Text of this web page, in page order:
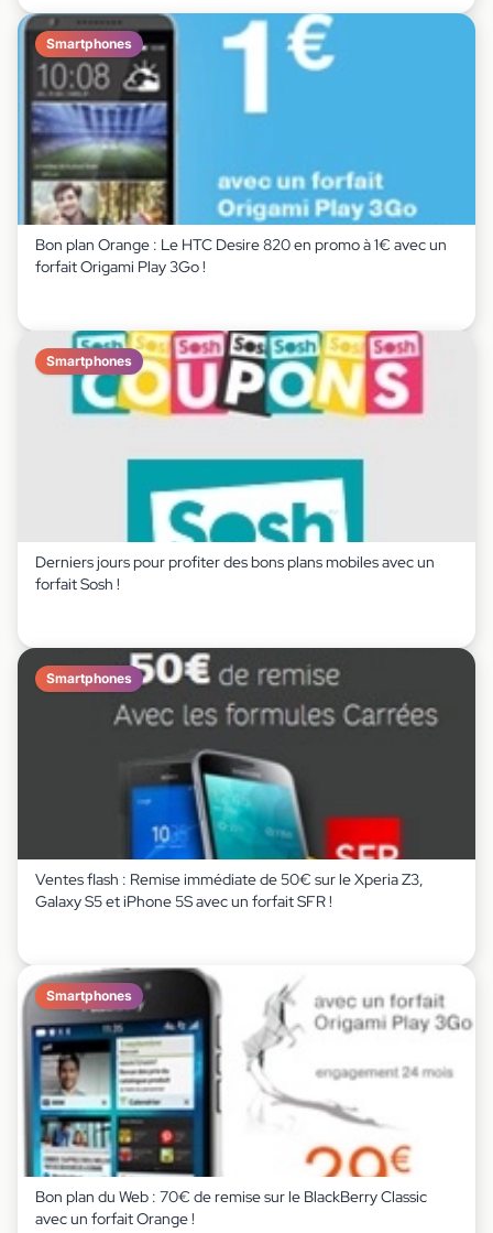
Smartphones
Bon plan Orange : Le HTC Desire 820 en promo à 1€ avec un
forfait Origami Play 3Go !
Smartphones
Derniers jours pour profiter des bons plans mobiles avec un
forfait Sosh !
Smartphones
Ventes flash : Remise immédiate de 50€ sur le Xperia Z3,
Galaxy S5 et iPhone 5S avec un forfait SFR !
Smartphones
Bon plan du Web : 70€ de remise sur le BlackBerry Classic
avec un forfait Orange !